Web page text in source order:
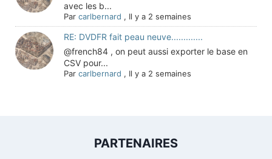
avec les b...
Par carlbernard , Il y a 2 semaines
RE: DVDFR fait peau neuve.............
@french84 , on peut aussi exporter le base en
CSV pour...
Par carlbernard , Il y a 2 semaines
PARTENAIRES